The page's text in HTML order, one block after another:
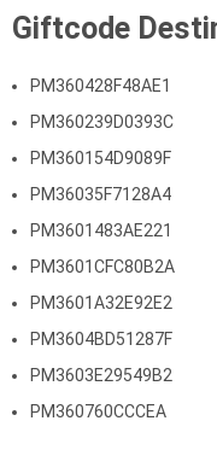
Giftcode
PM360428F48AE1
PM360239D0393C
PM360154D9089F
PM36035F7128A4
PM3601483AE221
PM3601CFC80B2A
PM3601A32E92E2
PM3604BD51287F
PM3603E29549B2
PM360760CCCEA